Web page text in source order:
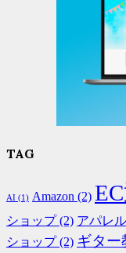
TAG
AI (1) Amazon (2)
ショップ (2) アパレル
ショップ (2) ギター